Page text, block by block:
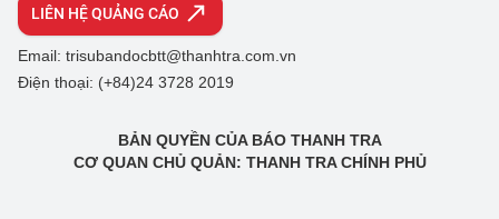
LIÊN HỆ QUẢNG CÁO
Email: trisubandocbtt@thanhtra.com.vn
Điện thoại: (+84)24 3728 2019
BẢN QUYỀN CỦA BÁO THANH TRA
CƠ QUAN CHỦ QUẢN: THANH TRA CHÍNH PHỦ